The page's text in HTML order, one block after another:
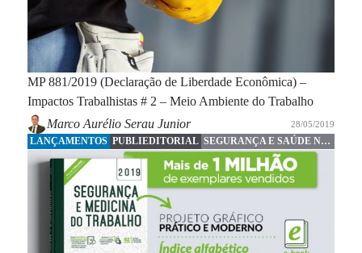
MP 881/2019 (Declaração de Liberdade Econômica) –
Impactos Trabalhistas # 2 – Meio Ambiente do Trabalho
Marco Aurélio Serau Junior
28/05/2019
LANÇAMENTOS PUBLIEDITORIAL SEGURANÇA E SAÚDE NO
TRABALHO